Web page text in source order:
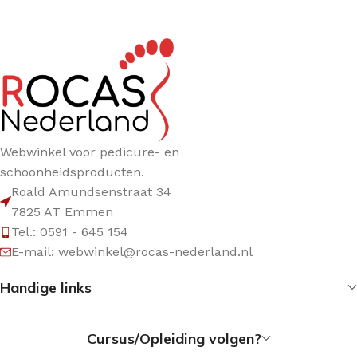
Webwinkel voor pedicure- en
schoonheidsproducten.
Roald Amundsenstraat 34
7825 AT Emmen
Tel.: 0591 - 645 154
E-mail: webwinkel@rocas-nederland.nl
Handige links
Cursus/Opleiding volgen?